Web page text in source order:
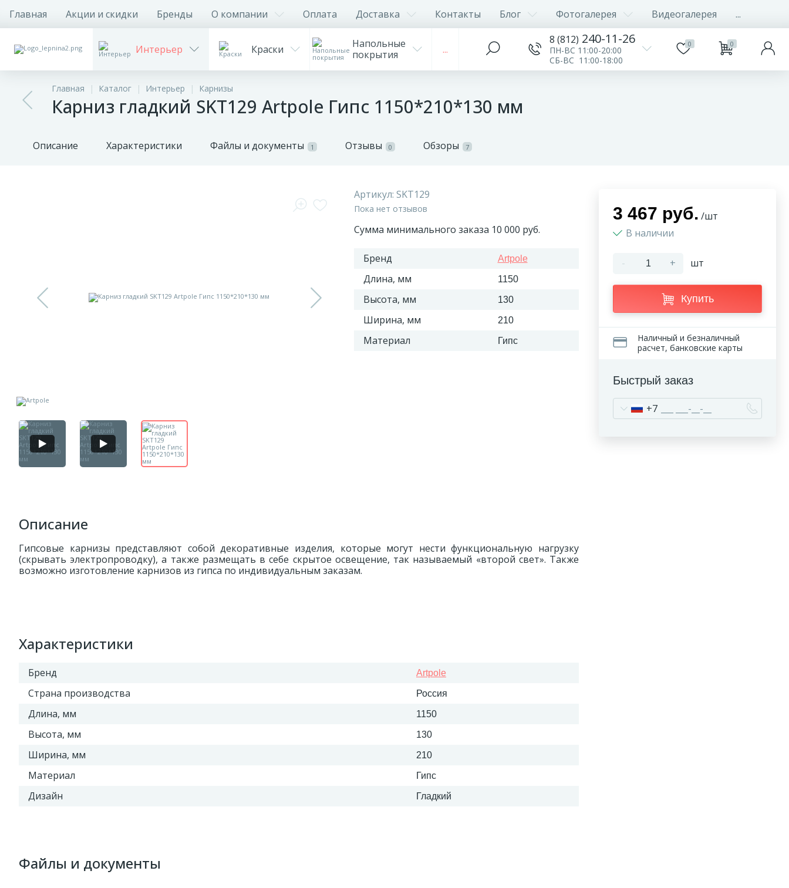
Главная Акции и скидки Бренды О компании Оплата Доставка Контакты Блог Фотогалерея Видеогалерея ...
Интерьер Краски
Напольные
покрытия
...
8 (812) 240-11-26
ПН-ВС 11:00-20:00
СБ-ВС 11:00-18:00
0 0
Главная Каталог Интерьер Карнизы
Карниз гладкий SKT129 Artpole Гипс 1150*210*130 мм
Описание Характеристики Файлы и документы 1 Отзывы 0 Обзоры 7
Артикул: SKT129
Пока нет отзывов
Сумма минимального заказа 10 000 руб.
Бренд Artpole
Длина, мм 1150
Высота, мм 130
Ширина, мм 210
Материал Гипс
Описание
Гипсовые карнизы представляют собой декоративные изделия, которые могут нести функциональную нагрузку
(скрывать электропроводку), а также размещать в себе скрытое освещение, так называемый «второй свет». Также
возможно изготовление карнизов из гипса по индивидуальным заказам.
Характеристики
Бренд Artpole
Страна производства Россия
Длина, мм 1150
Высота, мм 130
Ширина, мм 210
Материал Гипс
Дизайн Гладкий
Файлы и документы
3 467 руб. /шт
В наличии
- + шт
Купить
Наличный и безналичный
расчет, банковские карты
Быстрый заказ
+7